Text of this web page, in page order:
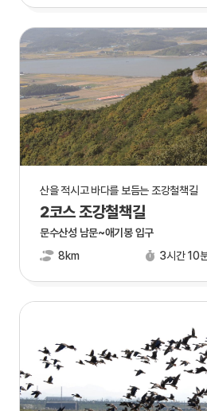
산을 적시고 바다를 보듬는 조강철책길
2코스 조강철책길
문수산성 남문~애기봉 입구
8km
3시간 10